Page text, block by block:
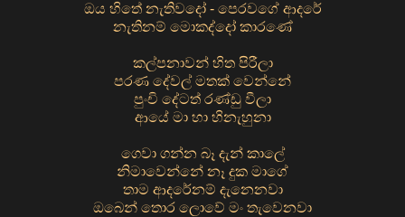
ඔය හිතේ නැතිවදෝ - පෙරවගේ ආදරේ
නැතිනම් මොකද්දෝ කාරණේ
කල්පනාවන් හිත පිරීලා
පරණ දේවල් මතක් වෙන්නේ
පුංචි දේටත් රණ්ඩු වීලා
ආයේ මා හා හිනැහුනා
ගෙවා ගන්න බෑ දැන් කාලේ
නිමාවෙන්නේ නෑ දුක මාගේ
තාම ආදරේනම් දැනෙනවා
ඔබෙන් තොර ලොවේ මං තැවෙනවා